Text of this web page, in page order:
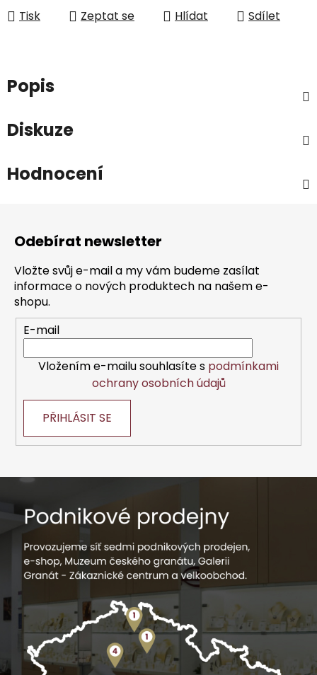
Tisk Zeptat se Hlídat Sdílet
Popis
Diskuze
Hodnocení
Odebírat newsletter
Vložte svůj e-mail a my vám budeme zasílat
informace o nových produktech na našem e-
shopu.
E-mail
Vložením e-mailu souhlasíte s podmínkami
ochrany osobních údajů
PŘIHLÁSIT SE